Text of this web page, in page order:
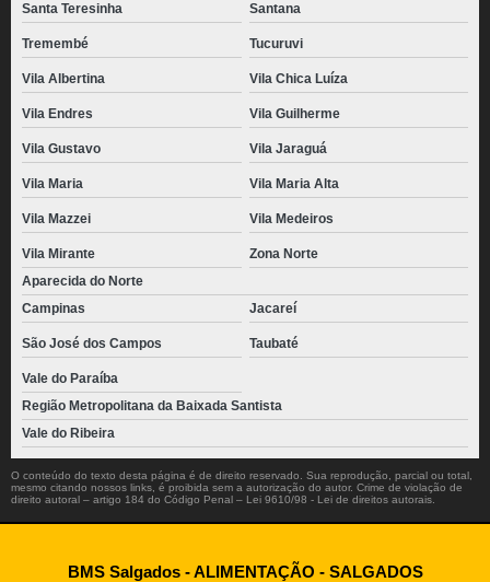
Santa Teresinha Santana
Tremembé Tucuruvi
Vila Albertina Vila Chica Luíza
Vila Endres Vila Guilherme
Vila Gustavo Vila Jaraguá
Vila Maria Vila Maria Alta
Vila Mazzei Vila Medeiros
Vila Mirante
Zona Norte
Aparecida do Norte
Campinas
Jacareí
São José dos Campos Taubaté
Vale do Paraíba
Região Metropolitana da Baixada Santista
Vale do Ribeira
O conteúdo do texto desta página é de direito reservado. Sua reprodução, parcial ou total,
mesmo citando nossos links, é proibida sem a autorização do autor. Crime de violação de
direito autoral – artigo 184 do Código Penal – Lei 9610/98 - Lei de direitos autorais
BMS Salgados - ALIMENTAÇÃO - SALGADOS